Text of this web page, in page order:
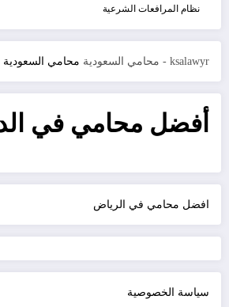
نظام المرافعات الشرعية
ksalawyr - محامي السعودية محامي السعودية
أفضل محامي في
افضل محامي في الرياض
سياسة الخصوصية